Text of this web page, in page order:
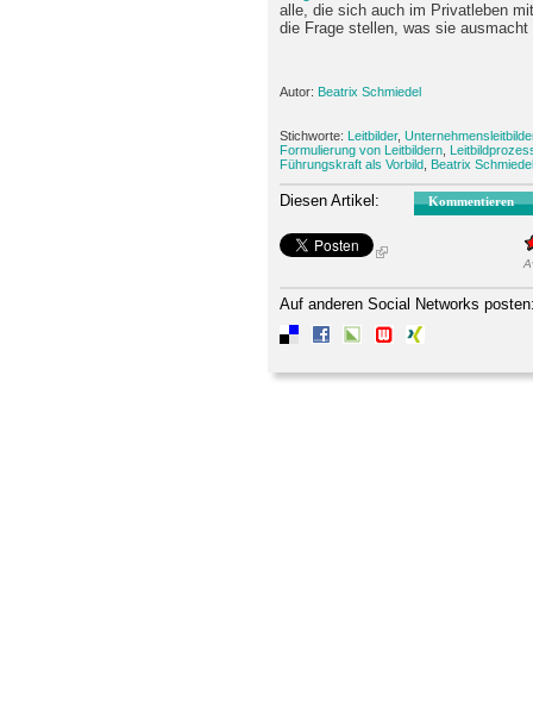
alle, die sich auch im Privatleben
die Frage stellen, was sie ausmacht
Autor: Beatrix Schmiedel
Stichworte: Leitbilder,
Formulierung von Leitbildern
Führungskraft als Vorbild Beatrix Schmiedel
Diesen Artikel: Kommentieren
Auf anderen Social Networks